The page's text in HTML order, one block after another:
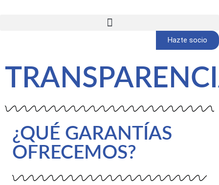
Hazte socio
¿QUÉ GARANTÍAS
OFRECEMOS?